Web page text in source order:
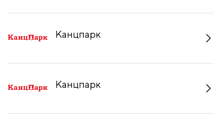
Канцпарк
Канцпарк